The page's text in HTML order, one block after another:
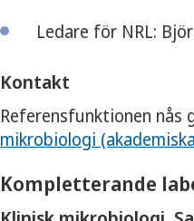
Ledare för NRL:
Kontakt
Referensfunktionen nås
mikrobiologi
Kompletterande